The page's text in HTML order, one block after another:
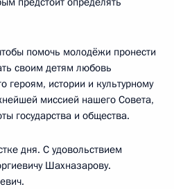
помочь молодёжи пронести
своим детям любовь
героям, истории и культурному
миссией нашего Совета,
государства и общества.
дня. С удовольствием
Шахназарову.